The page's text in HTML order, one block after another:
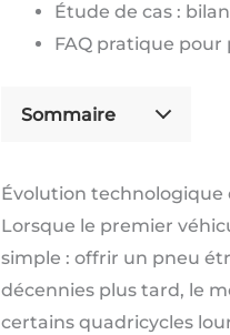
Étude de cas :
FAQ pratique pour
Sommaire
Évolution technologique
Lorsque le premier
simple : offrir un pneu
décennies plus tard, le
certains quadricycles